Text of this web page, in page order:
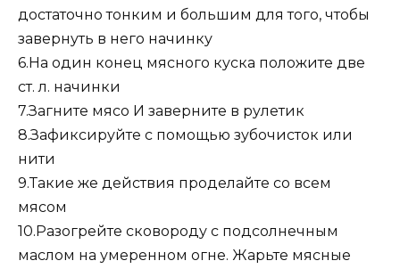
достаточно тонким и большим для того, чтобы
завернуть в него начинку
6.На один конец мясного куска положите две
ст. л. начинки
7.Загните мясо И заверните в рулетик
8.Зафиксируйте с помощью зубочисток или
нити
9.Такие же действия проделайте со всем
мясом
10.Разогрейте сковороду с подсолнечным
маслом на умеренном огне. Жарьте мясные